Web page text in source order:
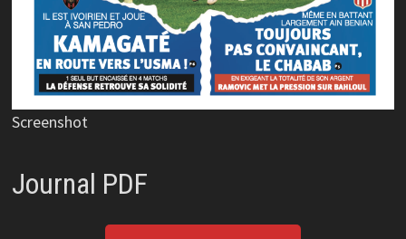
Screenshot
Journal PDF